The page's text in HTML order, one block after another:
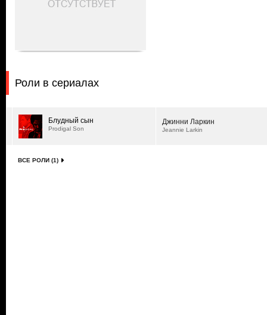
Роли в сериалах
Блудный сын
Prodigal Son
Джинни Ларкин
Jeannie Larkin
ВСЕ РОЛИ (1)